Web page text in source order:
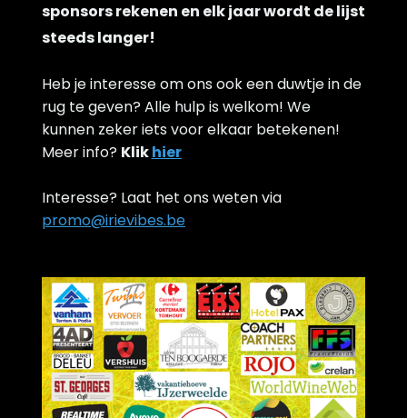
sponsors rekenen en elk jaar wordt de lijst
steeds langer!
Heb je interesse om ons ook een duwtje in de
rug te geven? Alle hulp is welkom! We
kunnen zeker iets voor elkaar betekenen!
Meer info? Klikhier
Interesse? Laat het ons weten via
promo@irievibes.be